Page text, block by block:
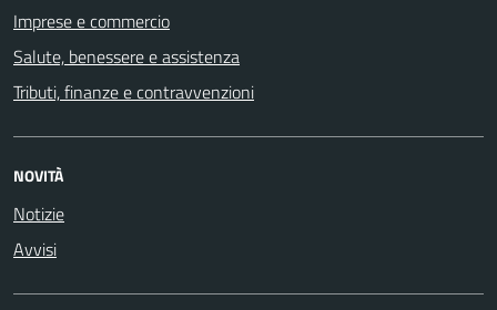
Imprese e commercio
Salute, benessere e assistenza
Tributi, finanze e contravvenzioni
NOVITÀ
Notizie
Avvisi